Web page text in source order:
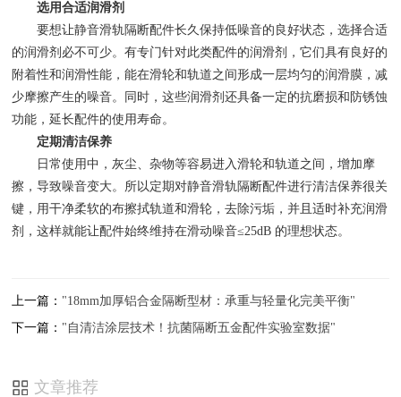
选用合适润滑剂
要想让静音滑轨隔断配件长久保持低噪音的良好状态，选择合适
的润滑剂必不可少。有专门针对此类配件的润滑剂，它们具有良好的
附着性和润滑性能，能在滑轮和轨道之间形成一层均匀的润滑膜，减
少摩擦产生的噪音。同时，这些润滑剂还具备一定的抗磨损和防锈蚀
功能，延长配件的使用寿命。
定期清洁保养
日常使用中，灰尘、杂物等容易进入滑轮和轨道之间，增加摩
擦，导致噪音变大。所以定期对静音滑轨隔断配件进行清洁保养很关
键，用干净柔软的布擦拭轨道和滑轮，去除污垢，并且适时补充润滑
剂，这样就能让配件始终维持在滑动噪音≤25dB 的理想状态。
上一篇： "18mm加厚铝合金隔断型材：承重与轻量化完美平衡"
下一篇： "自清洁涂层技术！抗菌隔断五金配件实验室数据"
文章推荐